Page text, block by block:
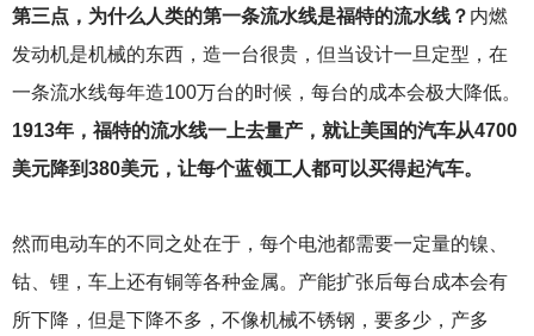
第三点，为什么人类的第一条流水线是福特的流水线？ 内燃
发动机是机械的东西，造一台很贵，但当设计一旦定型，在
一条流水线每年造100万台的时候，每台的成本会极大降低。
1913年，福特的流水线一上去量产，就让美国的汽车从4700
美元降到380美元，让每个蓝领工人都可以买得起汽车。
然而电动车的不同之处在于，每个电池都需要一定量的镍、
钴、锂，车上还有铜等各种金属。产能扩张后每台成本会有
所下降，但是下降不多，不像机械不锈钢，要多少，产多